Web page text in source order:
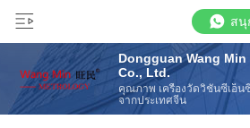
สนุ
Dongguan Wang
Co., Ltd.
คุณภาพ เครื่องวัดวิชั่นซีเอ็น
จากประเทศจีน